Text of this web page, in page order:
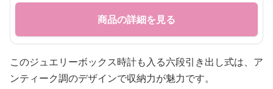
商品の詳細を見る
このジュエリーボックス時計も入る六段引き出し式は、ア
ンティーク調のデザインで収納力が魅力です。